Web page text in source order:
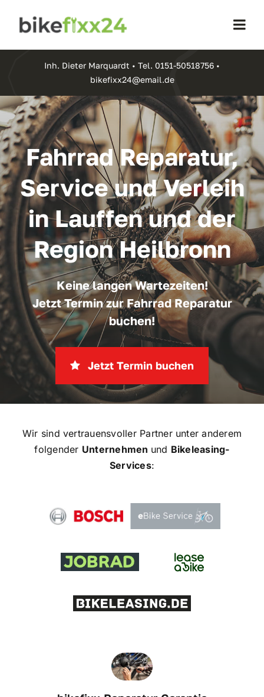
Home
Leistungen
Über mich
Kontakt
Inh. Dieter Marquardt • Tel. 0151-50518756 •
bikefixx24@email.de
Fahrrad Reparatur,
Service und Verleih
in Lauffen und der
Region Heilbronn
Keine langen Wartezeiten!
Jetzt Termin zur Fahrrad Reparatur
buchen!
Jetzt Termin buchen
Wir sind vertrauensvoller Partner unter anderem
folgender Unternehmen und Bikeleasing-
Services: